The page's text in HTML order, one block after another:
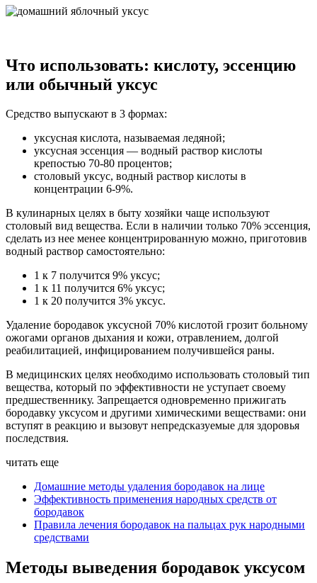
Что использовать: кислоту, эссенцию
или обычный уксус
Средство выпускают в 3 формах:
уксусная кислота, называемая ледяной;
уксусная эссенция — водный раствор кислоты
крепостью 70-80 процентов;
столовый уксус, водный раствор кислоты в
концентрации 6-9%.
В кулинарных целях в быту хозяйки чаще используют
столовый вид вещества. Если в наличии только 70% эссенция,
сделать из нее менее концентрированную можно, приготовив
водный раствор самостоятельно:
1 к 7 получится 9% уксус;
1 к 11 получится 6% уксус;
1 к 20 получится 3% уксус.
Удаление бородавок уксусной 70% кислотой грозит больному
ожогами органов дыхания и кожи, отравлением, долгой
реабилитацией, инфицированием получившейся раны.
В медицинских целях необходимо использовать столовый тип
вещества, который по эффективности не уступает своему
предшественнику. Запрещается одновременно прижигать
бородавку уксусом и другими химическими веществами: они
вступят в реакцию и вызовут непредсказуемые для здоровья
последствия.
читать еще
Домашние методы удаления бородавок на лице
Эффективность применения народных средств от
бородавок
Правила лечения бородавок на пальцах рук народными
средствами
Методы выведения бородавок уксусом